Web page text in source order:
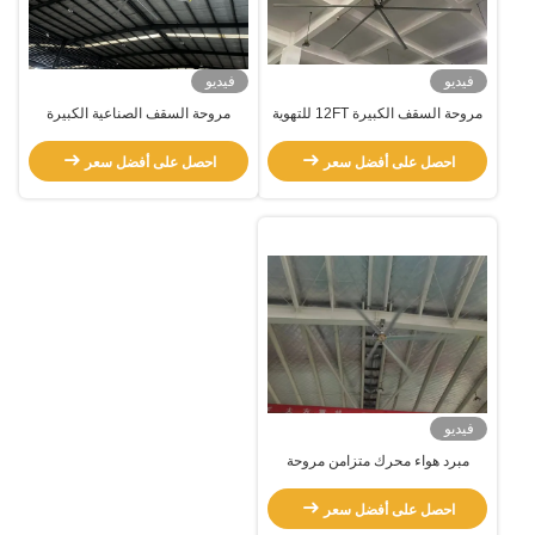
فيديو
مروحة السقف الكبيرة 12FT للتهوية
احصل على أفضل سعر
فيديو
مروحة السقف الصناعية الكبيرة
التهوية
احصل على أفضل سعر
فيديو
مبرد هواء محرك متزامن مروحة
احصل على أفضل سعر